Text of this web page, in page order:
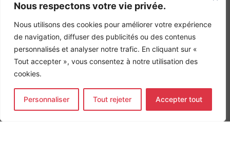
Nous respectons votre vie privée.
Nous utilisons des cookies pour améliorer votre expérience
de navigation, diffuser des publicités ou des contenus
personnalisés et analyser notre trafic. En cliquant sur «
Tout accepter », vous consentez à notre utilisation des
cookies.
Personnaliser Tout rejeter Accepter tout
INGÉNIERIE DE L’ÉNERGIE ET DE L’ENVIRONNEMENT
CONTACT
Tel. +33 (0)1 64 68 18 50
n
k
e
d
s
t
a
g
c
o
Nos agences